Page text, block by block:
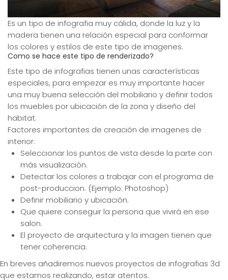
Es un tipo de infografia muy cálida, donde la luz y la
madera tienen una relación especial para conformar
los colores y estilos de este tipo de imagenes.
Como se hace este tipo de renderizado?
Este tipo de infografias tienen unas características
especiales, para empezar es muy importante hacer
una muy buena selección del mobiliario y definir todos
los muebles por ubicación de la zona y diseño del
habitat.
Factores importantes de creación de imagenes de
interior:
Seleccionar los puntos de vista desde la parte con
más visualización.
Detectar los colores a trabajar con el programa de
post-produccion. (Ejemplo: Photoshop)
Definir mobiliario y ubicación.
Que quiere conseguir la persona que vivirá en ese
salon.
El proyecto de arquitectura y la imagen tienen que
tener coherencia.
En breves añadiremos nuevos proyectos de infografias 3d
que estamos realizando, estar atentos.